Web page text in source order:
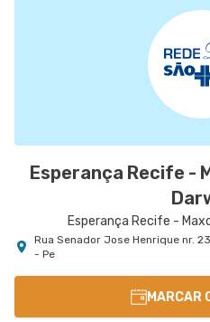
Esperança Recife -
Esperança Recife -
Rua Senador Jose Henrique nr.
- Pe
MARCAR